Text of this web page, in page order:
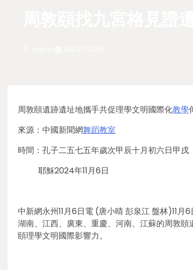
周敦頤遺跡遺址地攜手共促理學文明國際化教學
來源：中國新聞網舞蹈教室
時間：孔子二五七五年歲次甲辰十月初六日甲戌
耶穌2024年11月6日
中新網永州11月6日電 (唐小晴 彭泉江 盤林)11
湖南、江西、廣東、重慶、河南、江蘇的周敦
頤理學文明國際影響力。